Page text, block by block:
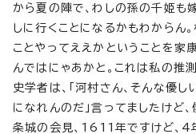
から夏の陣で、わしの孫の千姫も
しに行くことになるかもわからん
ことやってええかということを家
んではにゃあかと。これは私の推
史学者は、「河村さん、そんな優
になれんのだ」言ってましたけど
条城の会見、1611年ですけど、4